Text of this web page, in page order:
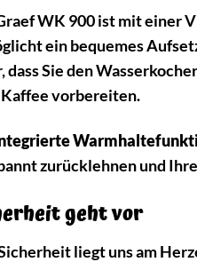
WK 900 ist mit einer
ein bequemes
dass Sie den
vorbereiten.
zurücklehnen und
geht vor
liegt uns am